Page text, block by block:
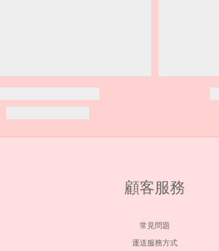
顧客服務
常見問題
運送服務方式